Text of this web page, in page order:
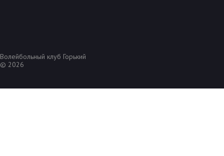
Волейбольный клуб Горький
© 2026